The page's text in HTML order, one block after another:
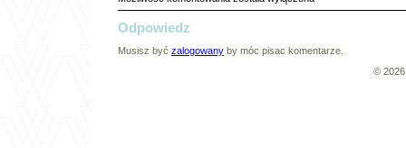
Odpowiedz
Musisz być zalogowany by móc pisac komentarze.
©